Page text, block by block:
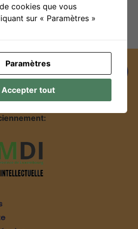
cookies que vous
sur « Paramètres »
Paramètres
Accepter tout